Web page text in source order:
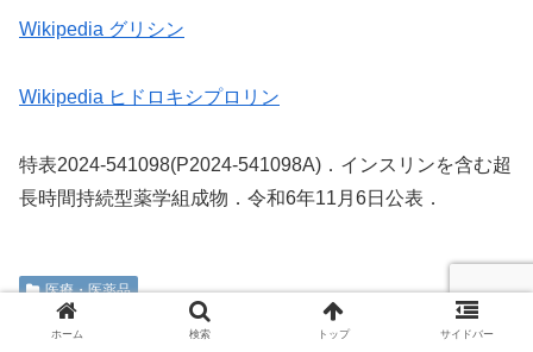
Wikipedia グリシン
Wikipedia ヒドロキシプロリン
特表2024-541098(P2024-541098A)．インスリンを含む超
長時間持続型薬学組成物．令和6年11月6日公表．
医療・医薬品
ホーム 検索 トップ サイドバー